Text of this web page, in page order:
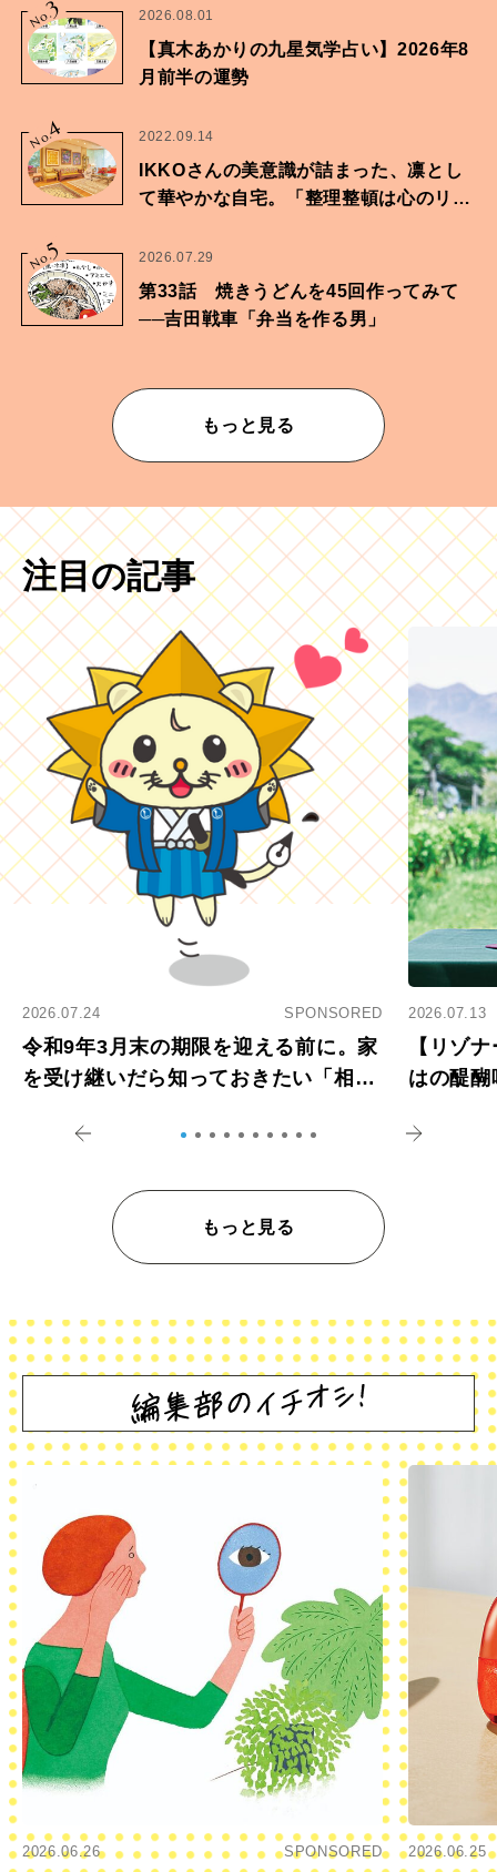
No.
3 2026.08.01
【真木あかりの九星気学占い】2026年8
月前半の運勢
No.
4 2022.09.14
IKKOさんの美意識が詰まった、凛とし
て華やかな自宅。「整理整頓は心のリズ
No.
5 2026.07.29
第33話 焼きうどんを45回作ってみて
──吉田戦車「弁当を作る男」
もっと見る
注目の記事
2026.07.24 SPONSORED
令和9年3月末の期限を迎える前に。家
を受け継いだら知っておきたい「相続
2026.07.13
【リゾ
はの醍
もっと見る
2026.06.26 SPONSORED 2026.06.25